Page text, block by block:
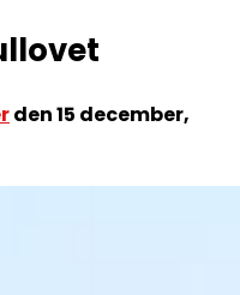
den15 december,